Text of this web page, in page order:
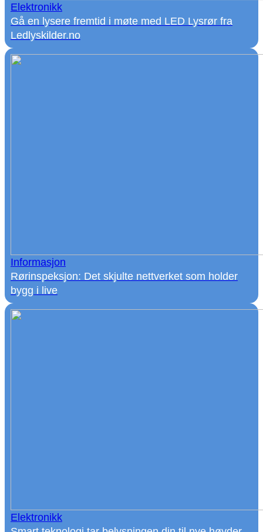
Elektronikk
Gå en lysere fremtid i møte med LED Lysrør fra
Ledlyskilder.no
Informasjon
Rørinspeksjon: Det skjulte nettverket som holder
bygg i live
Elektronikk